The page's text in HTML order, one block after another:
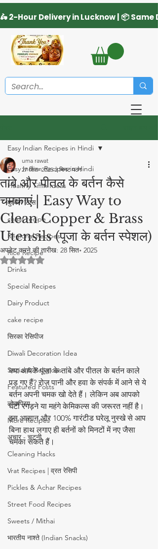
Easy Indian Recipes in Hindi
Healthy Tiffin Ideas
कुकिंग टिप्स
chaat recipe
Regional Recipes
Rice Recipe
Drinks
Special Recipes
Dairy Product
cake recipe
सिरका रेसिपीज
Diwali Decoration Idea
Social & Religious
Featured Posts
लोकप्रिय
More Recipes
अचार - चटनी
Cleaning Hacks
Vrat Recipes | व्रत रेसिपी
Pickles & Achar Recipes
Street Food Recipes
Sweets / Mithai
भारतीय नाश्ते (Indian Snacks)
Easy Indian Recipes in Hindi
तांबे और पीतल के बर्तन कैसे
चमकाएं | Easy Way to
Clean Copper & Brass
Utensils (पूजा के बर्तन स्पेशल)
uma rawat
27 सित॰ 2025 2 मिनट पठन
अपडेट करने की तारीख: 28 सित॰ 2025
5 स्टार में से NaN रेटिंग दी गई।
क्या आपके पूजा के तांबे और पीतल के बर्तन काले
पड़ गए हैं? रोज़ पानी और हवा के संपर्क में आने से ये
बर्तन अपनी चमक खो देते हैं। लेकिन अब आपको
घंटों रगड़ने या महंगे केमिकल्स की जरूरत नहीं है।
इस आसान और 100% गारंटीड घरेलू नुस्खे से आप
बिना हाथ लगाए ही बर्तनों को मिनटों में नए जैसा
चमका सकते हैं।